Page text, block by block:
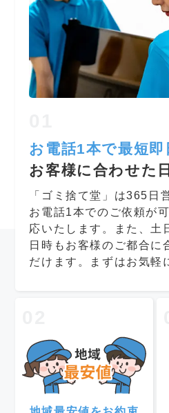
お電話1本で最短即
お客様に合わせた
「ゴミ捨て堂」は365日
お電話1本でのご依頼が
応いたします。また、土
日時もお客様のご都合に
だけます。まずはお気軽